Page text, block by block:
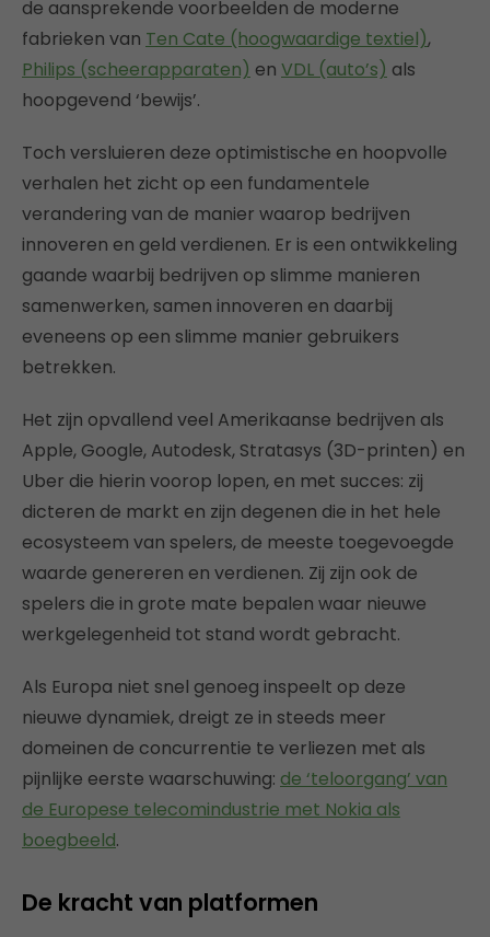
de aansprekende voorbeelden de moderne
fabrieken van Ten Cate (hoogwaardige textiel),
Philips (scheerapparaten) en VDL (auto’s) als
hoopgevend ‘bewijs’.
Toch versluieren deze optimistische en hoopvolle
verhalen het zicht op een fundamentele
verandering van de manier waarop bedrijven
innoveren en geld verdienen. Er is een ontwikkeling
gaande waarbij bedrijven op slimme manieren
samenwerken, samen innoveren en daarbij
eveneens op een slimme manier gebruikers
betrekken.
Het zijn opvallend veel Amerikaanse bedrijven als
Apple, Google, Autodesk, Stratasys (3D-printen) en
Uber die hierin voorop lopen, en met succes: zij
dicteren de markt en zijn degenen die in het hele
ecosysteem van spelers, de meeste toegevoegde
waarde genereren en verdienen. Zij zijn ook de
spelers die in grote mate bepalen waar nieuwe
werkgelegenheid tot stand wordt gebracht.
Als Europa niet snel genoeg inspeelt op deze
nieuwe dynamiek, dreigt ze in steeds meer
domeinen de concurrentie te verliezen met als
pijnlijke eerste waarschuwing: de ‘teloorgang’ van
de Europese telecomindustrie met Nokia als
boegbeeld.
De kracht van platformen